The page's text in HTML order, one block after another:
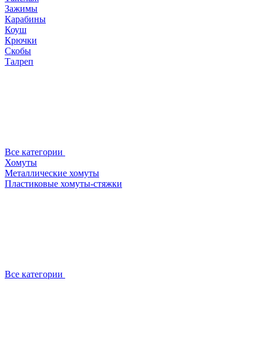
Зажимы
Карабины
Коуш
Крючки
Скобы
Талреп
Все категории
Хомуты
Металлические хомуты
Пластиковые хомуты-стяжки
Все категории